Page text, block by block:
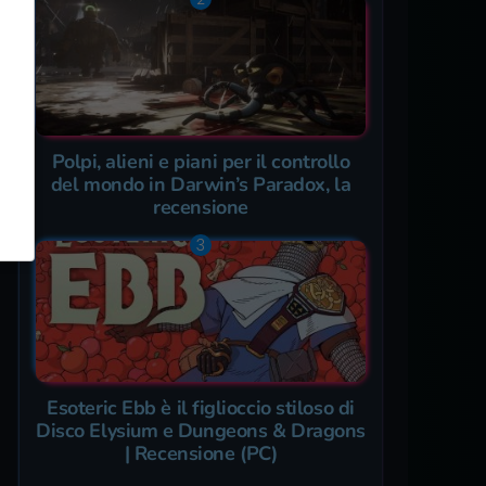
Polpi, alieni e piani per il controllo
del mondo in Darwin’s Paradox, la
recensione
Esoteric Ebb è il figlioccio stiloso di
Disco Elysium e Dungeons & Dragons
| Recensione (PC)